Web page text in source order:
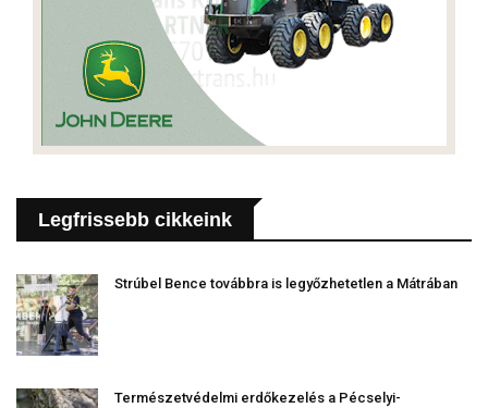
Legfrissebb cikkeink
Strúbel Bence továbbra is legyőzhetetlen a Mátrában
Természetvédelmi erdőkezelés a Pécselyi-